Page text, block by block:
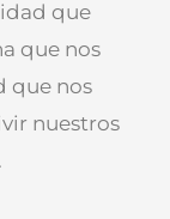
que
que nos
que nos
nuestros